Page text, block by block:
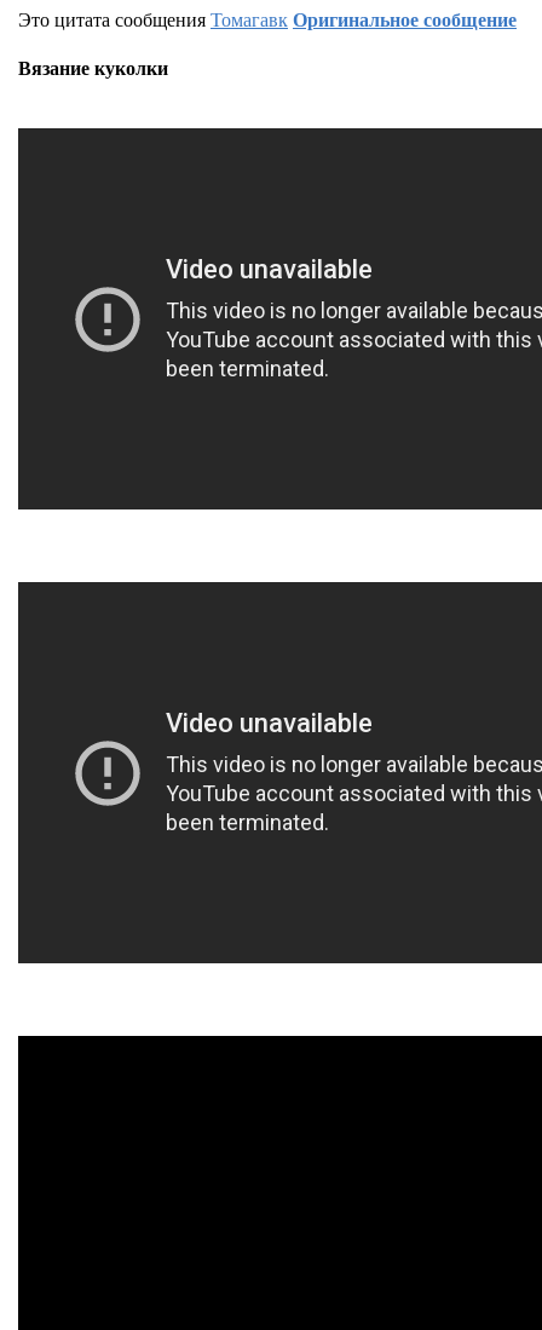
Это цитата сообщенияТомагавкОригинальное сообщение
Вязание куколки